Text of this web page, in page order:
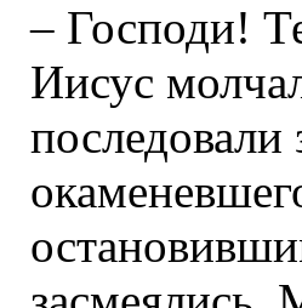
– Господи!
Иисус
последовали